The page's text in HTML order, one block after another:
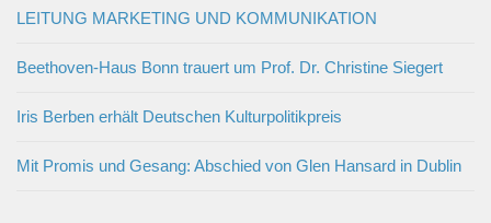
LEITUNG MARKETING UND KOMMUNIKATION
Beethoven-Haus Bonn trauert um Prof. Dr. Christine Siegert
Iris Berben erhält Deutschen Kulturpolitikpreis
Mit Promis und Gesang: Abschied von Glen Hansard in Dublin